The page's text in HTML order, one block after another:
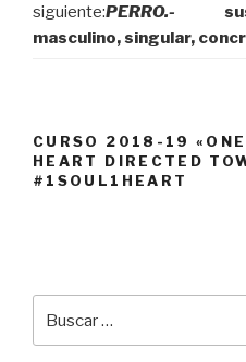
siguiente:PERRO.-
masculino, singular,
CURSO 2018-19
HEART DIRECTED
#1SOUL1HEART
por: